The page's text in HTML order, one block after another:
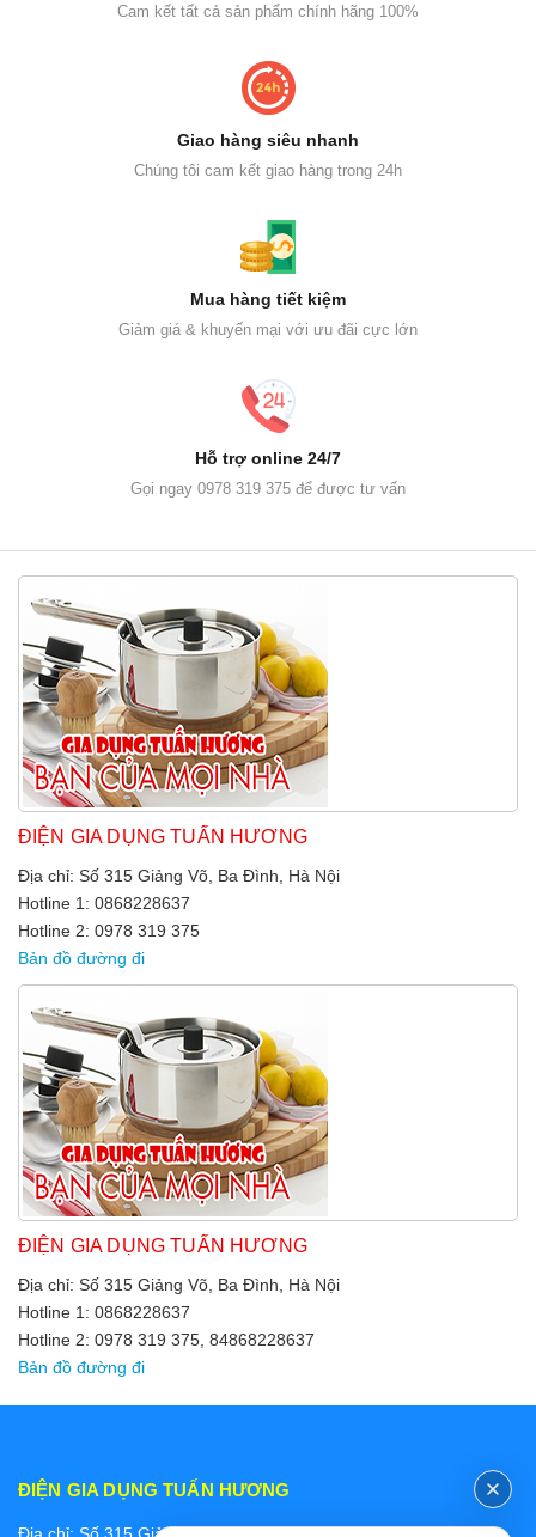
Cam kết tất cả sản phẩm chính hãng 100%
Giao hàng siêu nhanh
Chúng tôi cam kết giao hàng trong 24h
Mua hàng tiết kiệm
Giảm giá & khuyến mại với ưu đãi cực lớn
Hỗ trợ online 24/7
Gọi ngay 0978 319 375 để được tư vấn
ĐIỆN GIA DỤNG TUẤN HƯƠNG
Địa chỉ: Số 315 Giảng Võ, Ba Đình, Hà Nội
Hotline 1: 0868228637
Hotline 2: 0978 319 375
Bản đồ đường đi
ĐIỆN GIA DỤNG TUẤN HƯƠNG
Địa chỉ: Số 315 Giảng Võ, Ba Đình, Hà Nội
Hotline 1: 0868228637
Hotline 2: 0978 319 375, 84868228637
Bản đồ đường đi
ĐIỆN GIA DỤNG TUẤN HƯƠNG
Địa chỉ: Số 315 Giảng Võ, Ba Đình, Hà Nội